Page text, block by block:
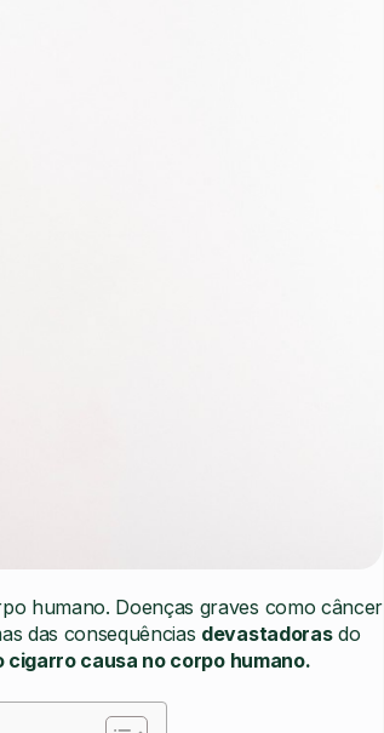
humano. Doenças graves como câncer
das consequências devastadorasdo
cigarro causa no corpo humano.